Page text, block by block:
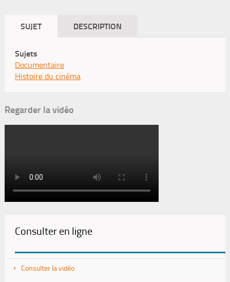
SUJET DESCRIPTION
Sujets
Documentaire
Histoire du cinéma
Regarder la vidéo
Consulter en ligne
Consulter la vidéo